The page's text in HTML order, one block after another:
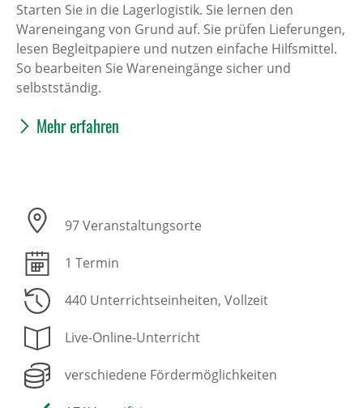
Starten Sie in die Lagerlogistik. Sie lernen den
Wareneingang von Grund auf. Sie prüfen Lieferungen,
lesen Begleitpapiere und nutzen einfache Hilfsmittel.
So bearbeiten Sie Wareneingänge sicher und
selbstständig.
Mehr erfahren
97 Veranstaltungsorte
1 Termin
440 Unterrichtseinheiten, Vollzeit
Live-Online-Unterricht
verschiedene Fördermöglichkeiten